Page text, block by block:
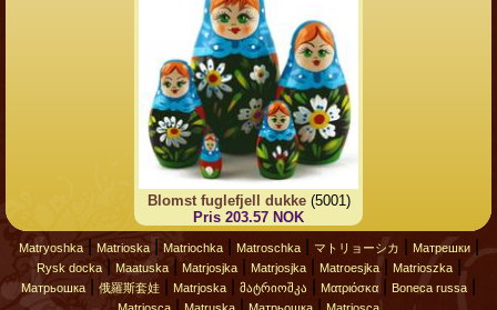
Blomst fuglefjell dukke(5001)
Pris 203.57 NOK
Matryoshka| Matrioska| Matriochka| Matroschka| マトリョーシカ Матрешки|
Rysk docka| Maatuska| Matrjosjka| Matrjosjka| Matroesjka| Matrioszka|
Матрьошка 俄羅斯套娃 Matrjoska მატრიოშკა Ματριόσκα Boneca russa
Matriosca Matruska Матрьошка Matriosca